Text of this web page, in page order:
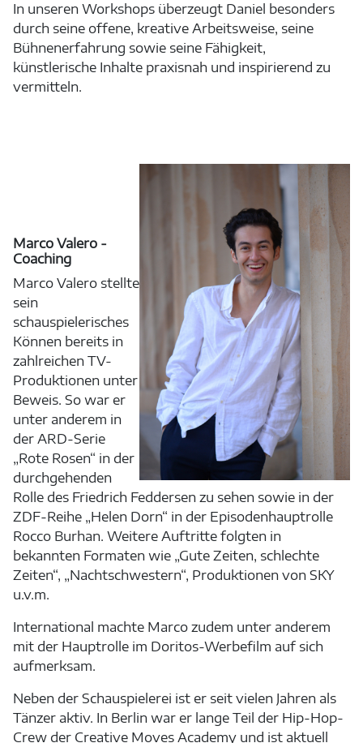
In unseren Workshops überzeugt Daniel besonders
durch seine offene, kreative Arbeitsweise, seine
Bühnenerfahrung sowie seine Fähigkeit,
künstlerische Inhalte praxisnah und inspirierend zu
vermitteln.
Marco Valero -
Coaching
Marco Valero stellte
sein
schauspielerisches
Können bereits in
zahlreichen TV-
Produktionen unter
Beweis. So war er
unter anderem in
der ARD-Serie
„Rote Rosen“ in der
durchgehenden
Rolle des Friedrich Feddersen zu sehen sowie in der
ZDF-Reihe „Helen Dorn“ in der Episodenhauptrolle
Rocco Burhan. Weitere Auftritte folgten in
bekannten Formaten wie „Gute Zeiten, schlechte
Zeiten“, „Nachtschwestern“, Produktionen von SKY
u.v.m.
International machte Marco zudem unter anderem
mit der Hauptrolle im Doritos-Werbefilm auf sich
aufmerksam.
Neben der Schauspielerei ist er seit vielen Jahren als
Tänzer aktiv. In Berlin war er lange Teil der Hip-Hop-
Crew der Creative Moves Academy und ist aktuell